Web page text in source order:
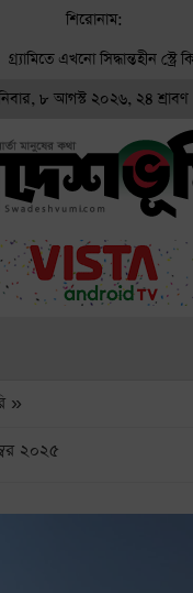
শিরোনাম:
এখনো সিদ্ধান্তহীন স্ট্রে
৮ আগস্ট ২০২৬, ২৪
»
২০২৫